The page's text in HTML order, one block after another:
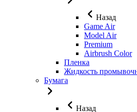
Назад
Game Air
Model Air
Premium
Airbrush Color
Пленка
Жидкость
Бумага
Назад